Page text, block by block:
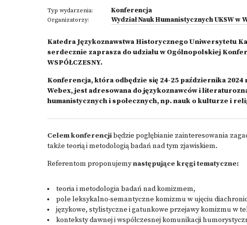
Typ wydarzenia: Konferencja
Organizatorzy: Wydział Nauk Humanistycznych UKSW w
Katedra Językoznawstwa Historycznego Uniwersytetu
serdecznie zaprasza do udziału w Ogólnopolskiej
WSPÓŁCZESNY.
Konferencja, która odbędzie się 24-25 października
Webex, jest adresowana do językoznawców i
humanistycznych i społecznych, np. nauk o kulturze i
Celem konferencjibędzie pogłębianie zainteresowania
także teorią i metodologią badań nad tym zjawiskiem.
Referentom proponujemynastępujące kręgi tematyczne:
teoria i metodologia badań nad komizmem,
pole leksykalno-semantyczne komizmu w ujęciu
językowe, stylistyczne i gatunkowe przejawy komizmu w
konteksty dawnej i współczesnej komunikacji